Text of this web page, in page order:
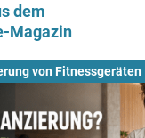
dem
Magazin
von Fitnessgeräten